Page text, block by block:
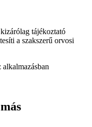
tájékoztató
a szakszerű orvosi